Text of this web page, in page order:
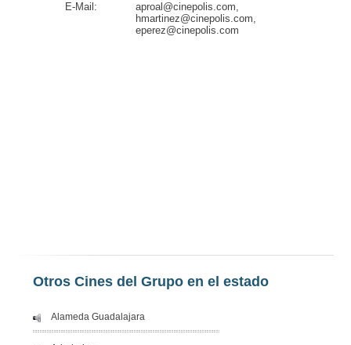
E-Mail:
aproal@cinepolis.com,
hmartinez@cinepolis.com,
eperez@cinepolis.com
Otros Cines del Grupo en el estado
Alameda Guadalajara